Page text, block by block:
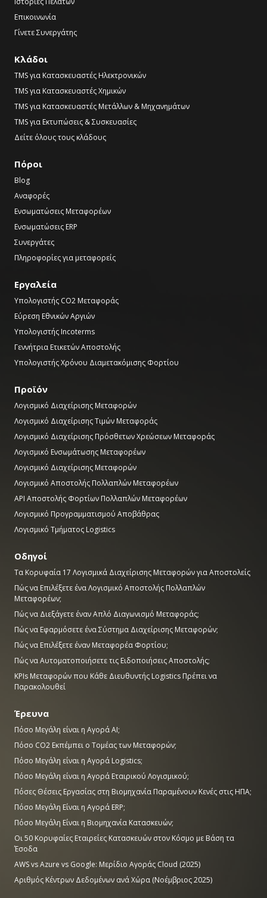
Επικοινωνία
Γίνετε Συνεργάτης
Κλάδοι
TMS για Κατασκευαστές Ηλεκτρονικών
TMS για Κατασκευαστές Χημικών
TMS για Κατασκευαστές Μετάλλων & Μηχανημάτων
TMS για Εκτυπώσεις & Συσκευασίες
Δείτε όλους τους κλάδους
Πόροι
Blog
Αναφορές
Ενσωματώσεις Μεταφορέων
Ενσωματώσεις ERP
Συνεργάτες
Πληροφορίες για μεταφορείς
Εργαλεία
Υπολογιστής CO2 Μεταφοράς
Εύρεση Εθνικών Αργιών
Υπολογιστής Incoterms
Γεννήτρια Ετικετών Αποστολής
Υπολογιστής Χρόνου Διαμετακόμισης Φορτίου
Προϊόν
Λογισμικό Διαχείρισης Μεταφορών
Λογισμικό Διαχείρισης Τιμών Μεταφοράς
Λογισμικό Διαχείρισης Πρόσθετων Χρεώσεων Μεταφοράς
Λογισμικό Ενσωμάτωσης Μεταφορέων
Λογισμικό Διαχείρισης Μεταφορών
Λογισμικό Αποστολής Πολλαπλών Μεταφορέων
API Αποστολής Φορτίων Πολλαπλών Μεταφορέων
Λογισμικό Προγραμματισμού Αποβάθρας
Λογισμικό Τμήματος Logistics
Οδηγοί
Τα Κορυφαία 17 Λογισμικά Διαχείρισης Μεταφορών για Αποστολείς
Πώς να Επιλέξετε ένα Λογισμικό Αποστολής Πολλαπλών
Μεταφορέων;
Πώς να Διεξάγετε έναν Απλό Διαγωνισμό Μεταφοράς;
Πώς να Εφαρμόσετε ένα Σύστημα Διαχείρισης Μεταφορών;
Πώς να Επιλέξετε έναν Μεταφορέα Φορτίου;
Πώς να Αυτοματοποιήσετε τις Ειδοποιήσεις Αποστολής;
KPIs Μεταφορών που Κάθε Διευθυντής Logistics Πρέπει να
Παρακολουθεί
Έρευνα
Πόσο Μεγάλη είναι η Αγορά AI;
Πόσο CO2 Εκπέμπει ο Τομέας των Μεταφορών;
Πόσο Μεγάλη είναι η Αγορά Logistics;
Πόσο Μεγάλη είναι η Αγορά Εταιρικού Λογισμικού;
Πόσες Θέσεις Εργασίας στη Βιομηχανία Παραμένουν Κενές στις ΗΠΑ;
Πόσο Μεγάλη Είναι η Αγορά ERP;
Πόσο Μεγάλη Είναι η Βιομηχανία Κατασκευών;
Οι 50 Κορυφαίες Εταιρείες Κατασκευών στον Κόσμο με Βάση τα
Έσοδα
AWS vs Azure vs Google: Μερίδιο Αγοράς Cloud (2025)
Αριθμός Κέντρων Δεδομένων ανά Χώρα (Νοέμβριος 2025)